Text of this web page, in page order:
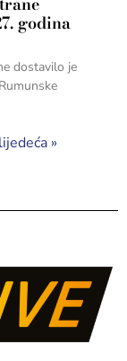
godina
dostavilo je
»